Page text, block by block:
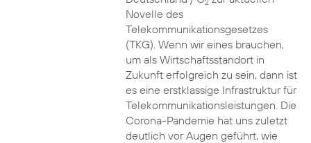
2
Novelle des
Telekommunikationsgesetzes
(TKG). Wenn wir eines brauchen,
um als Wirtschaftsstandort in
Zukunft erfolgreich zu sein, dann ist
es eine erstklassige Infrastruktur für
Telekommunikationsleistungen. Die
Corona-Pandemie hat uns zuletzt
deutlich vor Augen geführt, wie